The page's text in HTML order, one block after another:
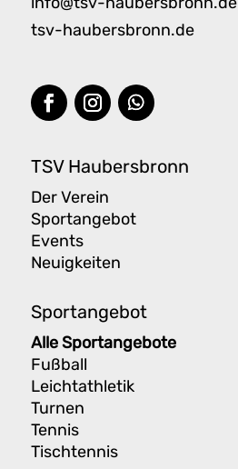
tsv-haubersbronn.de
TSV Haubersbronn
Der Verein
Sportangebot
Events
Neuigkeiten
Sportangebot
Alle Sportangebote
Fußball
Leichtathletik
Turnen
Tennis
Tischtennis